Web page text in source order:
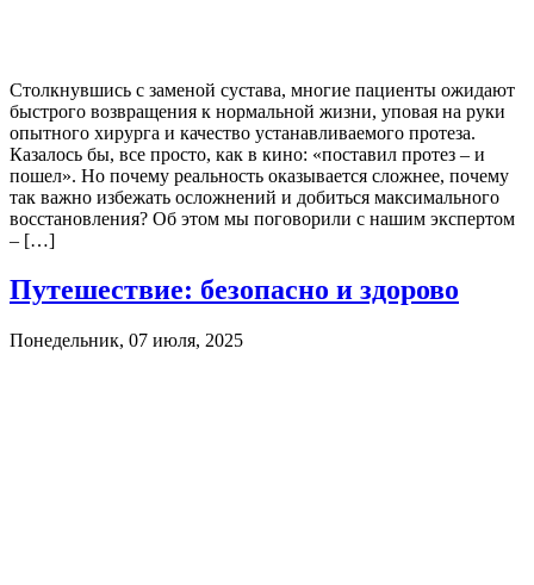
Столкнувшись с заменой сустава, многие пациенты ожидают
быстрого возвращения к нормальной жизни, уповая на руки
опытного хирурга и качество устанавливаемого протеза.
Казалось бы, все просто, как в кино: «поставил протез – и
пошел». Но почему реальность оказывается сложнее, почему
так важно избежать осложнений и добиться максимального
восстановления? Об этом мы поговорили с нашим экспертом
– […]
Путешествие: безопасно и здорово
Понедельник, 07 июля, 2025